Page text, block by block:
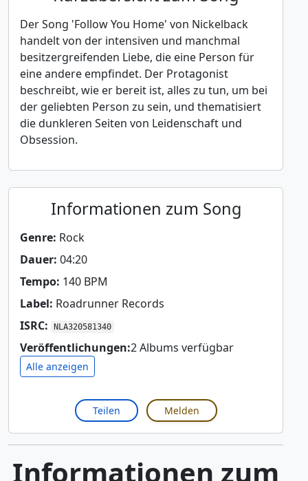
Der Song 'Follow You Home' von Nickelback
handelt von der intensiven und manchmal
besitzergreifenden Liebe, die eine Person für
eine andere empfindet. Der Protagonist
beschreibt, wie er bereit ist, alles zu tun, um bei
der geliebten Person zu sein, und thematisiert
die dunkleren Seiten von Leidenschaft und
Obsession.
Informationen zum Song
Genre: Rock
Dauer: 04:20
Tempo: 140 BPM
Label: Roadrunner Records
ISRC:
NLA320581340
Veröffentlichungen:2 Albums verfügbar
Alle anzeigen
Teilen Melden
Informationen zum